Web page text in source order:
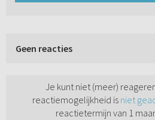
Geen reacties
Je kunt niet (meer)
reactiemogelijkheid is niet
reactietermijn van 1